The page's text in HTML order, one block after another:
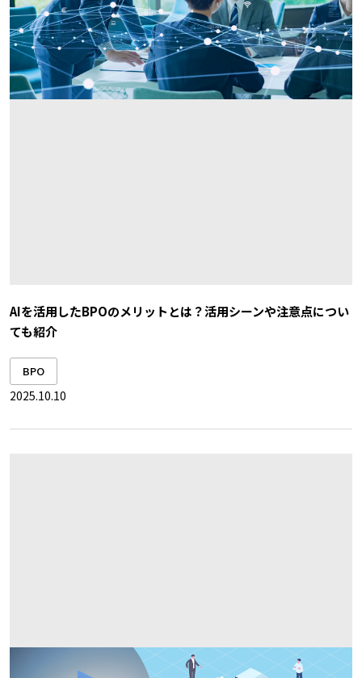
AIを活用したBPOのメリットとは？活用シーンや注意点につい
ても紹介
BPO
2025.10.10